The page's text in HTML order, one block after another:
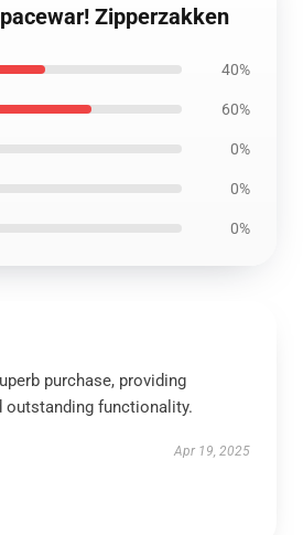
Zipperzakken
40%
60%
0%
0%
0%
purchase, providing
outstanding functionality.
Apr 19, 2025